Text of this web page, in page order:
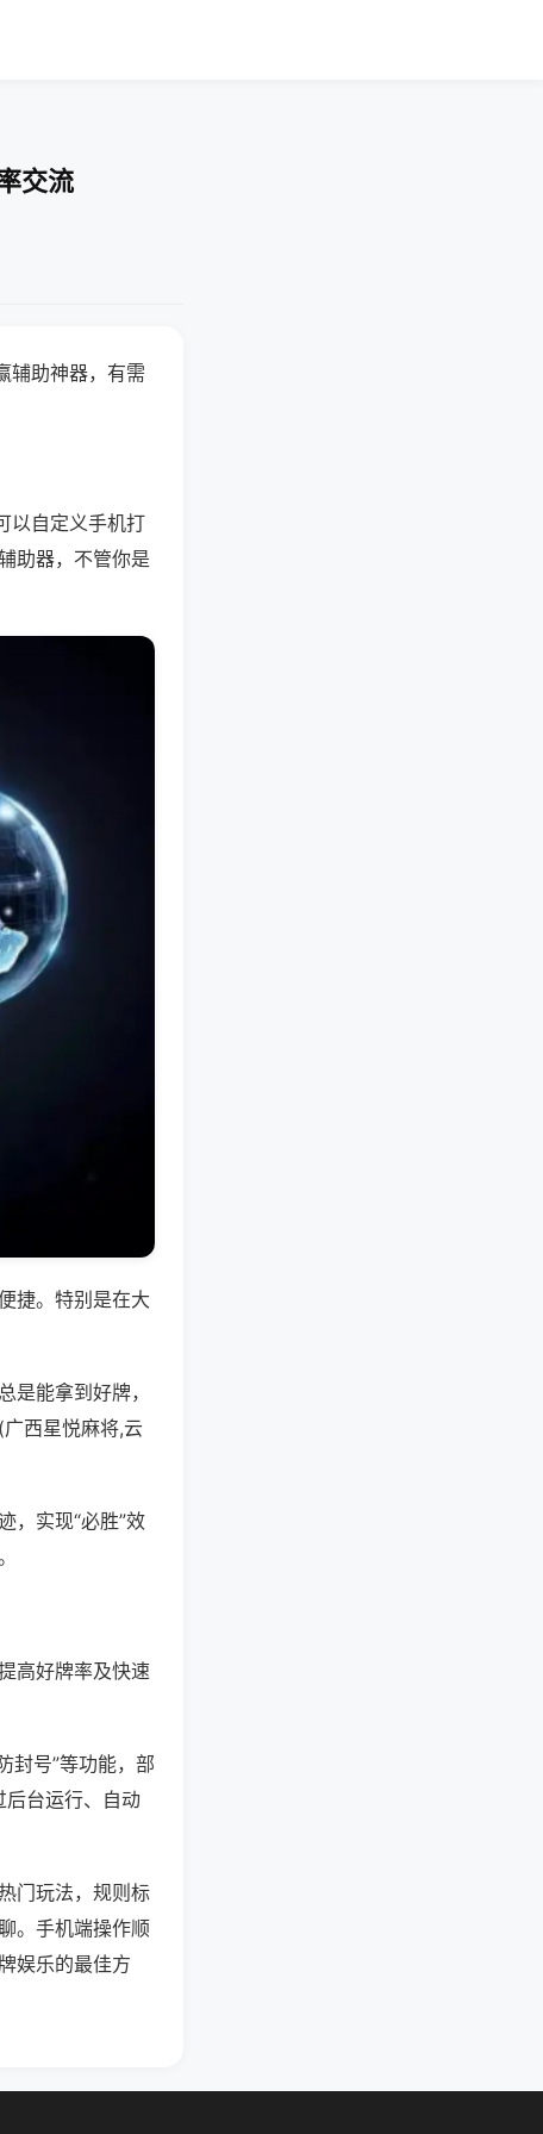
交流
辅助神器，有需
以自定义手机打
助器，不管你是
捷。特别是在大
能拿到好牌，
西星悦麻将,云
，实现“必胜”效
高好牌率及快速
封号”等功能，部
后台运行、自动
门玩法，规则标
。手机端操作顺
娱乐的最佳方